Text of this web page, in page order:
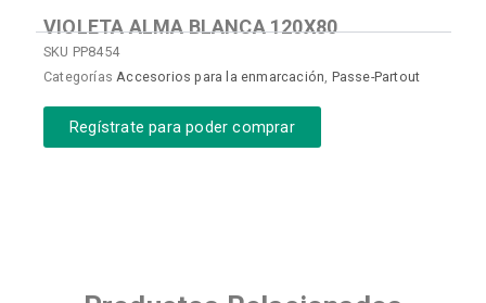
VIOLETA ALMA BLANCA 120X80
SKU PP8454
Categorías Accesorios para la enmarcación, Passe-Partout
Regístrate para poder comprar